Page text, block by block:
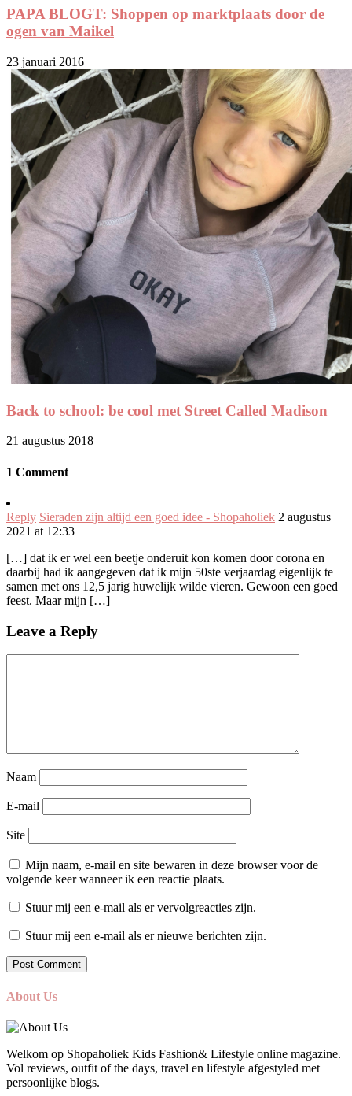
PAPA BLOGT: Shoppen op marktplaats door de
ogen van Maikel
23 januari 2016
Back to school: be cool met Street Called Madison
21 augustus 2018
1 Comment
Reply Sieraden zijn altijd een goed idee - Shopaholiek 2 augustus
2021 at 12:33
[…] dat ik er wel een beetje onderuit kon komen door corona en
daarbij had ik aangegeven dat ik mijn 50ste verjaardag eigenlijk te
samen met ons 12,5 jarig huwelijk wilde vieren. Gewoon een goed
feest. Maar mijn […]
Leave a Reply
Naam
E-mail
Site
Mijn naam, e-mail en site bewaren in deze browser voor de
volgende keer wanneer ik een reactie plaats.
Stuur mij een e-mail als er vervolgreacties zijn.
Stuur mij een e-mail als er nieuwe berichten zijn.
About Us
Welkom op Shopaholiek Kids Fashion& Lifestyle online magazine.
Vol reviews, outfit of the days, travel en lifestyle afgestyled met
persoonlijke blogs.